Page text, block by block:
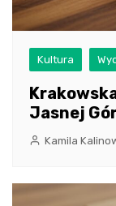
Kultura
Jasnej
Kamila